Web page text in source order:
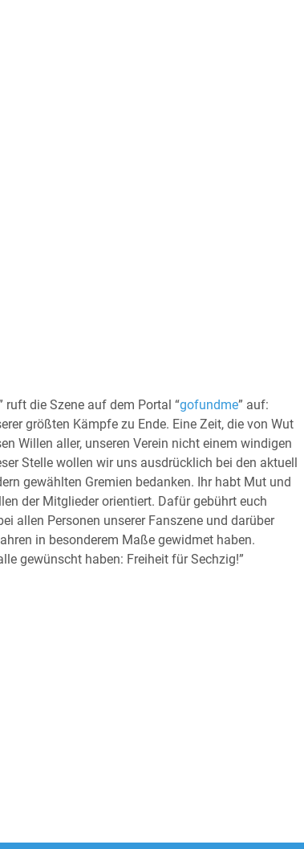
ruft die Szene auf dem Portal “gofundme” auf:
größten Kämpfe zu Ende. Eine Zeit, die von Wut
Willen aller, unseren Verein nicht einem windigen
Stelle wollen wir uns ausdrücklich bei den aktuell
gewählten Gremien bedanken. Ihr habt Mut und
der Mitglieder orientiert. Dafür gebührt euch
allen Personen unserer Fanszene und darüber
in besonderem Maße gewidmet haben.
gewünscht haben: Freiheit für Sechzig!”